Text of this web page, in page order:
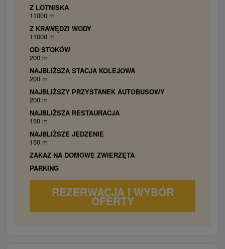
Z LOTNISKA
11000 m
Z KRAWĘDZI WODY
11000 m
OD STOKÓW
200 m
NAJBLIŻSZA STACJA KOLEJOWA
200 m
NAJBLIŻSZY PRZYSTANEK AUTOBUSOWY
200 m
NAJBLIŻSZA RESTAURACJA
150 m
NAJBLIŻSZE JEDZENIE
150 m
ZAKAZ NA DOMOWE ZWIERZĘTA
PARKING
REZERWACJA I WYBÓR
OFERTY